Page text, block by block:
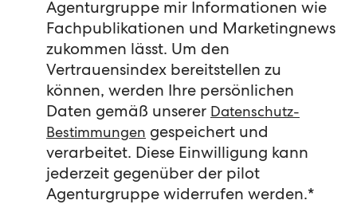
Agenturgruppe mir Informationen wie
Fachpublikationen und Marketingnews
zukommen lässt. Um den
Vertrauensindex bereitstellen zu
können, werden Ihre persönlichen
Daten gemäß unserer Datenschutz-
Bestimmungen gespeichert und
verarbeitet. Diese Einwilligung kann
jederzeit gegenüber der pilot
Agenturgruppe widerrufen werden.*